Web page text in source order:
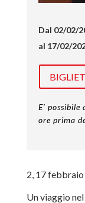
Dal 02/02/
al 17/02/
E’
ore prima
2, 17 febbraio
Un viaggio